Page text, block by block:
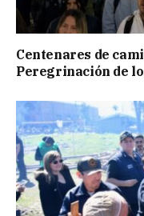
Centenares de
Peregrinación de